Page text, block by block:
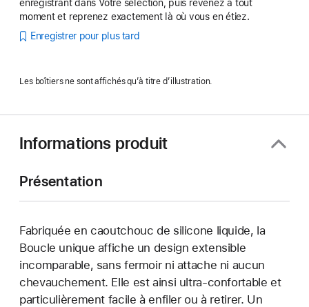
enregistrant dans Votre sélection, puis revenez à tout
moment et reprenez exactement là où vous en étiez.
Enregistrer pour plus tard
Les boîtiers ne sont affichés qu’à titre d’illustration.
Informations produit
Présentation
Fabriquée en caoutchouc de silicone liquide, la
Boucle unique affiche un design extensible
incomparable, sans fermoir ni attache ni aucun
chevauchement. Elle est ainsi ultra-confortable et
particulièrement facile à enfiler ou à retirer. Un